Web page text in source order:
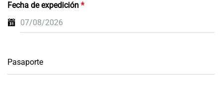
Fecha de expedición *
Pasaporte